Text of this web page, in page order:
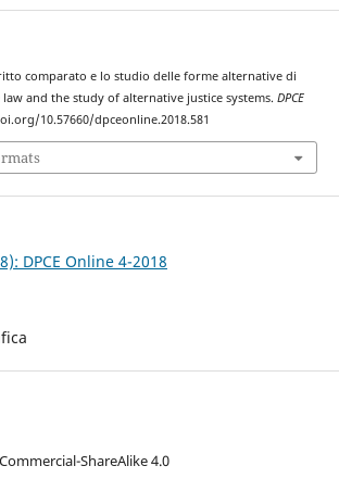
comparato e lo studio delle forme alternative di
and the study of alternative justice systems. DPCE
10.57660/dpceonline.2018.581
DPCE Online 4-2018
ShareAlike 4.0